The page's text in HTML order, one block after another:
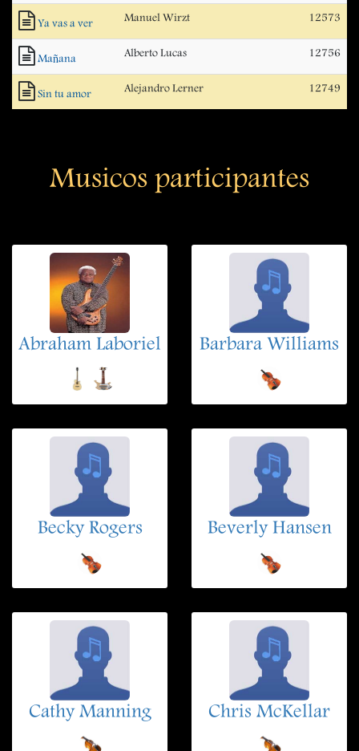
Ya vas a ver Manuel Wirzt 12573
Mañana Alberto Lucas 12756
Sin tu amor Alejandro Lerner 12749
Musicos participantes
Abraham Laboriel Barbara Williams
Becky Rogers Beverly Hansen
Cathy Manning Chris McKellar